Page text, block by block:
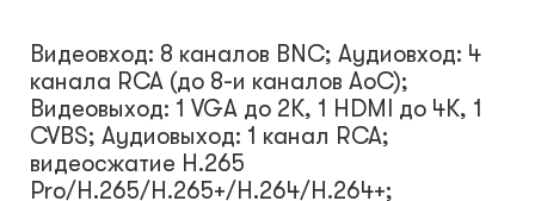
Видеовход: 8 каналов BNC; Аудиовход: 4
канала RCA (до 8-и каналов AoC);
Видеовыход: 1 VGA до 2К, 1 HDMI до 4К, 1
CVBS; Аудиовыход: 1 канал RCA;
видеосжатие H.265
Pro/H.265/H.265+/H.264/H.264+;